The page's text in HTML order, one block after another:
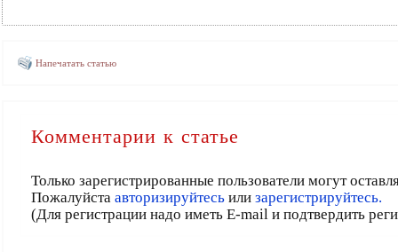
Напечатать статью
Комментарии к статье
Только зарегистрированные пользователи могут
Пожалуйста авторизируйтесьили зарегистрируйтесь.
(Для регистрации надо иметь E-mail и подтвердить